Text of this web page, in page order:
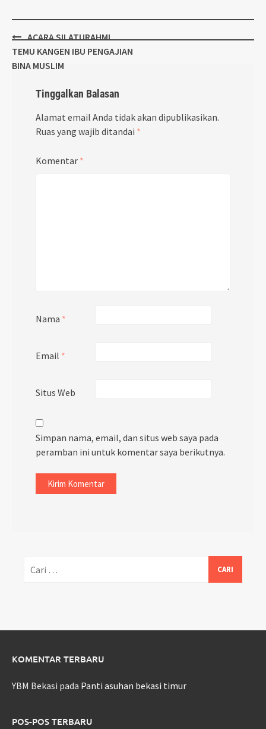
Post
navigation
ACARA SILATURAHMI
TEMU KANGEN IBU PENGAJIAN
BINA MUSLIM
Tinggalkan Balasan
Alamat email Anda tidak akan dipublikasikan.
Ruas yang wajib ditandai *
Komentar *
Nama *
Email *
Situs Web
Simpan nama, email, dan situs web saya pada
peramban ini untuk komentar saya berikutnya.
untuk:
KOMENTAR TERBARU
YBM Bekasi pada Panti asuhan bekasi timur
POS-POS TERBARU